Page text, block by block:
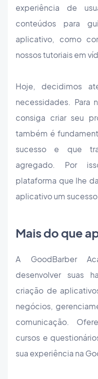
experiência de
conteúdos para
aplicativo, como
nossos tutoriais em
Hoje, decidimos
necessidades. Para
consiga criar seu
também é
sucesso e que
agregado. Por
plataforma que lhe
aplicativo um
Mais do que
A GoodBarber
desenvolver suas
criação de
negócios,
comunicação.
cursos e
sua experiência na